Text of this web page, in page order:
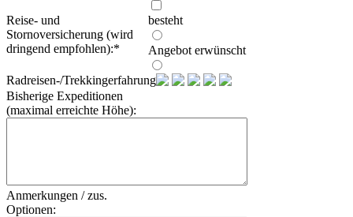
Reise- und
Stornoversicherung (wird
dringend empfohlen):*
besteht
Angebot erwünscht
Radreisen-/Trekkingerfahrung:
Bisherige Expeditionen
(maximal erreichte Höhe):
Anmerkungen / zus.
Optionen: